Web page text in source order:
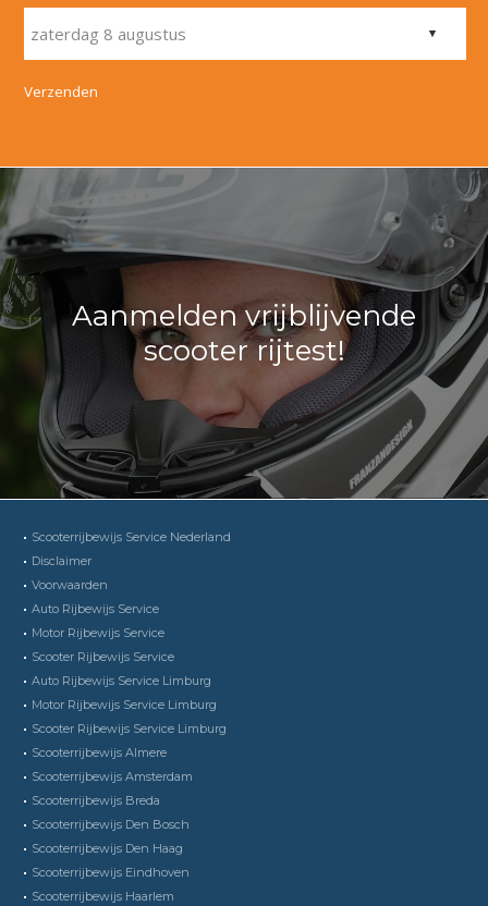
Verzenden
Aanmelden vrijblijvende
scooter rijtest!
Scooterrijbewijs Service Nederland
Disclaimer
Voorwaarden
Auto Rijbewijs Service
Motor Rijbewijs Service
Scooter Rijbewijs Service
Auto Rijbewijs Service Limburg
Motor Rijbewijs Service Limburg
Scooter Rijbewijs Service Limburg
Scooterrijbewijs Almere
Scooterrijbewijs Amsterdam
Scooterrijbewijs Breda
Scooterrijbewijs Den Bosch
Scooterrijbewijs Den Haag
Scooterrijbewijs Eindhoven
Scooterrijbewijs Haarlem